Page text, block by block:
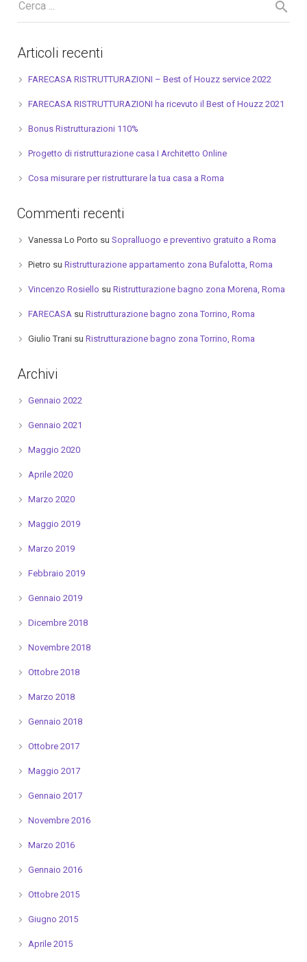
Articoli recenti
FARECASA RISTRUTTURAZIONI – Best of Houzz service 2022
FARECASA RISTRUTTURAZIONI ha ricevuto il Best of Houzz 2021
Bonus Ristrutturazioni 110%
Progetto di ristrutturazione casa I Architetto Online
Cosa misurare per ristrutturare la tua casa a Roma
Commenti recenti
Vanessa Lo Porto su Sopralluogo e preventivo gratuito a Roma
Pietro su Ristrutturazione appartamento zona Bufalotta, Roma
Vincenzo Rosiello su Ristrutturazione bagno zona Morena, Roma
FARECASA su Ristrutturazione bagno zona Torrino, Roma
Giulio Tranisu Ristrutturazione bagno zona Torrino, Roma
Archivi
Gennaio 2022
Gennaio 2021
Maggio 2020
Aprile 2020
Marzo 2020
Maggio 2019
Marzo 2019
Febbraio 2019
Gennaio 2019
Dicembre 2018
Novembre 2018
Ottobre 2018
Marzo 2018
Gennaio 2018
Ottobre 2017
Maggio 2017
Gennaio 2017
Novembre 2016
Marzo 2016
Gennaio 2016
Ottobre 2015
Giugno 2015
Aprile 2015